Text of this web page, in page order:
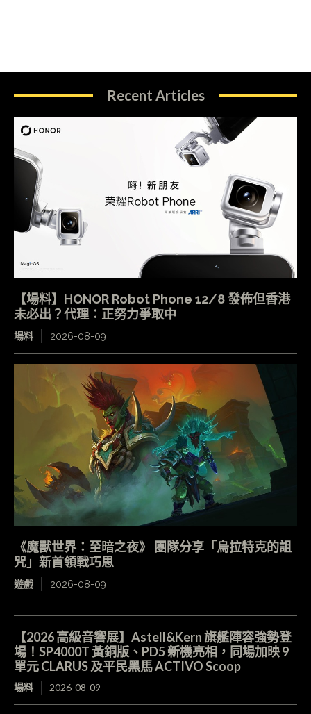
Recent Articles
【場料】HONOR Robot Phone 12/8 發佈但香港
未必出？代理：正努力爭取中
場料 2026-08-09
《魔獸世界：至暗之夜》 團隊分享「烏拉特克的詛
咒」新首領戰巧思
遊戲 2026-08-09
【2026 高級音響展】Astell&Kern 旗艦陣容強勢登
場！SP4000T 黃銅版、PD5 新機亮相，同場加映 9
單元 CLARUS 及平民黑馬 ACTIVO Scoop
場料 2026-08-09